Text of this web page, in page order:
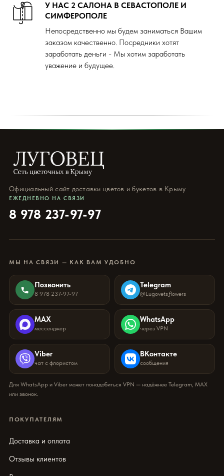
У НАС 2 САЛОНА В СЕВАСТОПОЛЕ И
СИМФЕРОПОЛЕ
Непосредственно мы будем заниматься Вашим
заказом качественно. Посредники хотят
заработать деньги - Мы хотим заработать
уважение и будущее.
Официальный сайт доставки цветов и букетов в Крыму
ЕЖЕДНЕВНО НА СВЯЗИ
8 978 237-97-97
МЫ НА СВЯЗИ — КАК ВАМ УДОБНО
Позвонить
8 978 237-97-97
Telegram
@Lugovets_flowers
MAX
мессенджер
WhatsApp
через VPN
Viber
чат с флористом
ВКонтакте
сообщения
Для WhatsApp и Viber может понадобиться VPN — надёжнее Telegram, MAX
или звонок.
ПОКУПАТЕЛЯМ
Доставка и оплата
Отзывы клиентов